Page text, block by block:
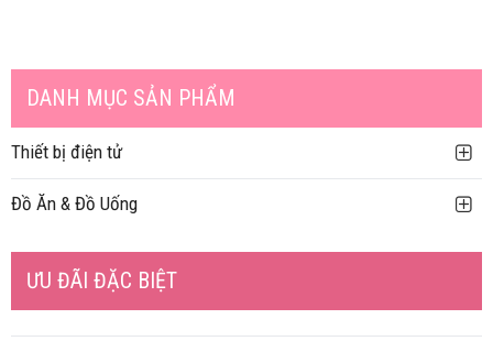
DANH MỤC SẢN PHẨM
Thiết bị điện tử
Đồ Ăn & Đồ Uống
ƯU ĐÃI ĐẶC BIỆT
45.000đ
Bánh Dẻo Nhân Khoai Môn